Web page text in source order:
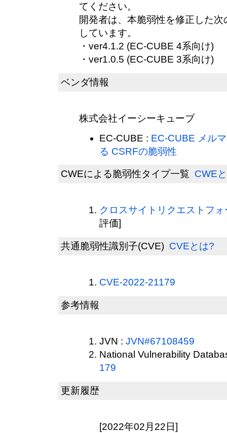
てください。
開発者は、本脆弱性を修正した
しています。
・ver4.1.2 (EC-CUBE 4系向け)
・ver1.0.5 (EC-CUBE 3系向け)
ベンダ情報
株式会社イーシーキューブ
EC-CUBE : EC-CUBE メル
る CSRFの脆弱性
CWEによる脆弱性タイプ一覧 CWE
クロスサイトリクエストフ
評価]
共通脆弱性識別子(CVE) CVEとは?
CVE-2022-21179
参考情報
JVN : JVN#67108459
National Vulnerability
179
更新履歴
[2022年02月22日]